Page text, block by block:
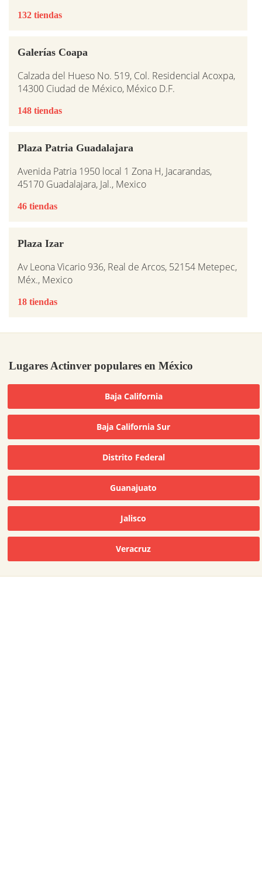
132 tiendas
Galerías Coapa
Calzada del Hueso No. 519, Col. Residencial Acoxpa,
14300 Ciudad de México, México D.F.
148 tiendas
Plaza Patria Guadalajara
Avenida Patria 1950 local 1 Zona H, Jacarandas,
45170 Guadalajara, Jal., Mexico
46 tiendas
Plaza Izar
Av Leona Vicario 936, Real de Arcos, 52154 Metepec,
Méx., Mexico
18 tiendas
Lugares Actinver populares en México
Baja California
Baja California Sur
Distrito Federal
Guanajuato
Jalisco
Veracruz